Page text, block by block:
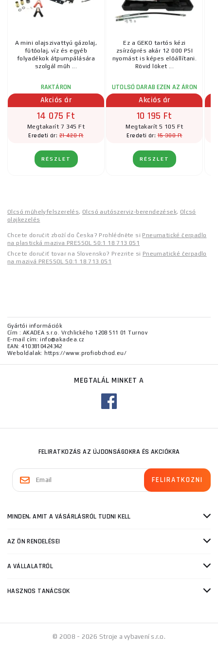
A mini olajszivattyú gázolaj,
fűtőolaj, víz és egyéb
folyadékok átpumpálására
szolgál műh ...
RAKTÁRON
Akciós ár
14 075 Ft
Megtakarít 7 345 Ft
Eredeti ár:21 420 Ft
RÉSZLET
Ez a GEKO tartós kézi
zsírzóprés akár 12 000 PSI
nyomást is képes előállítani.
Rövid löket ...
UTOLSÓ DARAB EZEN AZ ÁRON
Akciós ár
10 195 Ft
Megtakarít 5 105 Ft
Eredeti ár:15 300 Ft
RÉSZLET
Olcsó műhelyfelszerelés, Olcsó autószerviz-berendezések, Olcsó
olajkezelés
Chcete doručit zboží do Česka? Prohlédněte si Pneumatické čerpadlo
na plastická maziva PRESSOL 50:1 18 713 051
Chcete doručiť tovar na Slovensko? Prezrite si Pneumatické čerpadlo
na mazivá PRESSOL 50:1 18 713 051
Gyártói információk
Cím : AKADEA s.r.o. Vrchlického 1208 511 01 Turnov
E-mail cím: info@akadea.cz
EAN: 4103810424342
Weboldalak: https://www.profiobchod.eu/
MEGTALÁL MINKET A
FELIRATKOZÁS AZ ÚJDONSÁGOKRA ÉS AKCIÓKRA
MINDEN, AMIT A VÁSÁRLÁSRÓL TUDNI KELL
AZ ÖN RENDELÉSEI
A VÁLLALATRÓL
HASZNOS TANÁCSOK
© 2008 - 2026 Stroje a vybavení s.r.o.